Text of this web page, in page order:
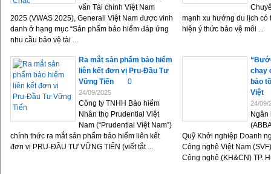
vấn Tài chính Việt Nam
2025 (VWAS 2025), Generali Việt Nam được vinh
danh ở hạng mục “Sản phẩm bảo hiểm đáp ứng
nhu cầu bảo vệ tài ...
mạnh xu hướng du lịch có
hiện ý thức bảo vệ môi ...
Ra mắt sản phẩm bảo hiểm
liên kết đơn vị Pru-Đầu Tư
Vững Tiến
0
24/09/2025
Công ty TNHH Bảo hiểm
Nhân thọ Prudential Việt
Nam (“Prudential Việt Nam”)
chính thức ra mắt sản phẩm bảo hiểm liên kết
đơn vị PRU-ĐẦU TƯ VỮNG TIẾN (viết tắt ...
chạy
bảo
Việt
24/09/
Ngân
Quỹ Khởi nghiệp Doanh
Công nghệ Việt Nam
Công nghệ (KH&CN) TP.